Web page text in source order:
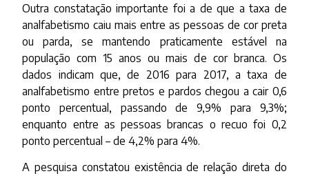
Outra constatação importante foi a de que a taxa de
analfabetismo caiu mais entre as pessoas de cor preta
ou parda, se mantendo praticamente estável na
população com 15 anos ou mais de cor branca. Os
dados indicam que, de 2016 para 2017, a taxa de
analfabetismo entre pretos e pardos chegou a cair 0,6
ponto percentual, passando de 9,9% para 9,3%;
enquanto entre as pessoas brancas o recuo foi 0,2
ponto percentual – de 4,2% para 4%.
A pesquisa constatou existência de relação direta do